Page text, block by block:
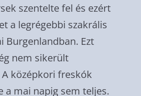
szentelte fel és ezért
a legrégebbi szakrális
Burgenlandban. Ezt
nem sikerült
középkori freskók
a mai napig sem teljes.